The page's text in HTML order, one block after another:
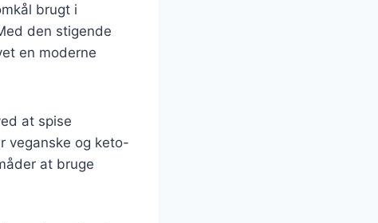
brugt i
den stigende
en moderne
at spise
veganske og keto-
at bruge